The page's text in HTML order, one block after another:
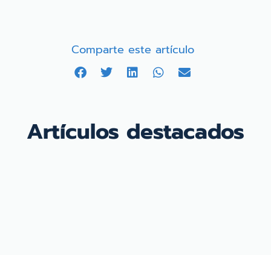
Comparte este artículo
Artículos destacados